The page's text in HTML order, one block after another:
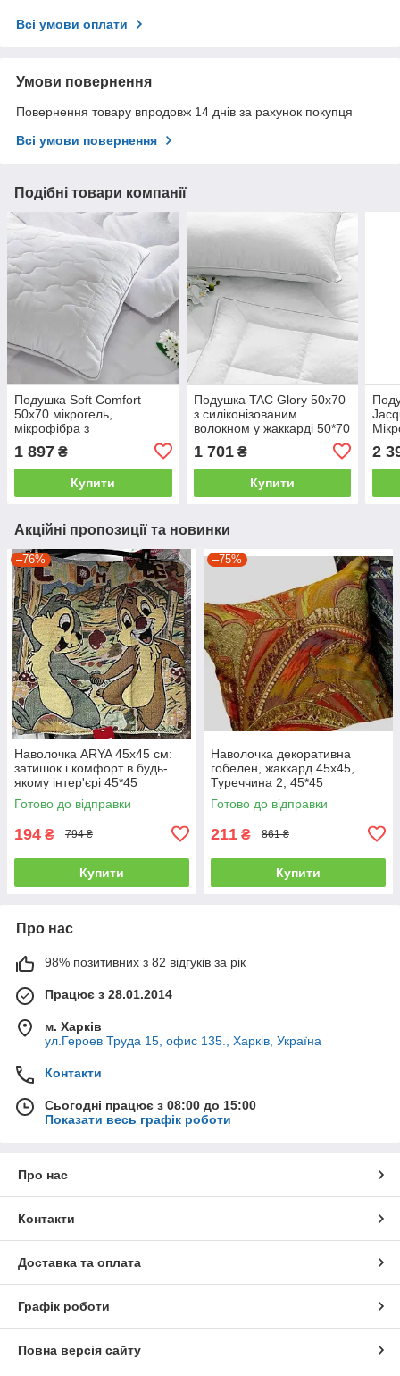
Всі умови оплати
Умови повернення
Повернення товару впродовж 14 днів за рахунок покупця
Всі умови повернення
Подібні товари компанії
Подушка Soft Comfort
50x70 мікрогель,
мікрофібра з
подарунковою упаковкою
50*70
1 897 ₴
Купити
Подушка TAC Glory 50x70
з силіконізованим
волокном у жаккарді 50*70
1 701₴
Купити
2
Акційні пропозиції та новинки
–76%
Наволочка ARYA 45x45 см:
затишок і комфорт в будь-
якому інтер'єрі 45*45
Готово до відправки
194 ₴ 794 ₴
Купити
–75%
Наволочка декоративна
гобелен, жаккард 45х45,
Туреччина 2, 45*45
Готово до відправки
211 ₴ 861 ₴
Купити
Про нас
98% позитивних з 82 відгуків за рік
Працює з 28.01.2014
м. Харків
ул.Героев Труда 15, офис 135., Харків, Україна
Контакти
Сьогодні працює з 08:00 до 15:00
Показати весь графік роботи
Про нас
Контакти
Доставка та оплата
Графік роботи
Повна версія сайту